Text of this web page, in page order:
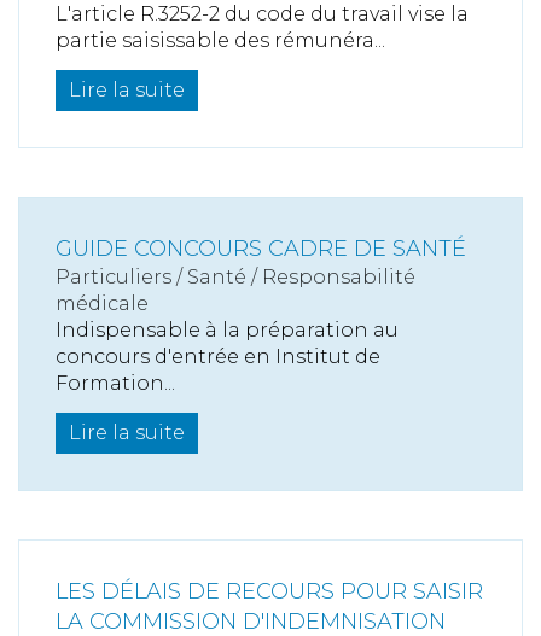
L'article R.3252-2 du code du travail vise la
partie saisissable des rémunéra...
Lire la suite
GUIDE CONCOURS CADRE DE SANTÉ
Particuliers / Santé / Responsabilité
médicale
Indispensable à la préparation au
concours d'entrée en Institut de
Formation...
Lire la suite
LES DÉLAIS DE RECOURS POUR SAISIR
LA COMMISSION D'INDEMNISATION